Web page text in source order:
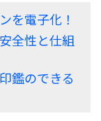
を電子化！
全性と仕組
鑑のできる